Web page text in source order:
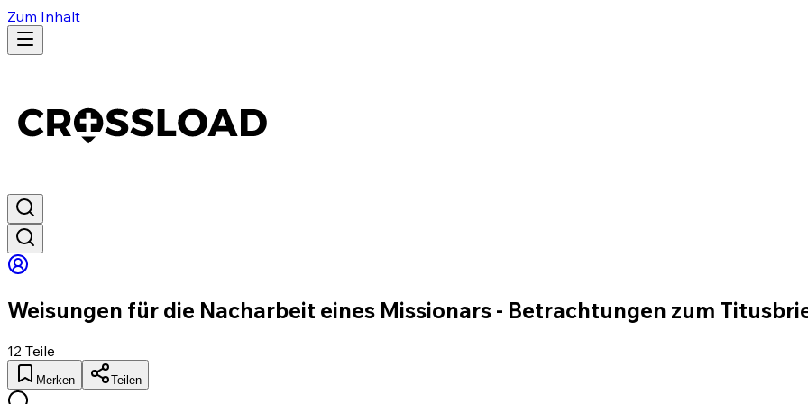
Zum Inhalt
Weisungen für die Nacharbeit eines Missionars - Betrachtungen zum
12 Teile
Merken Teilen